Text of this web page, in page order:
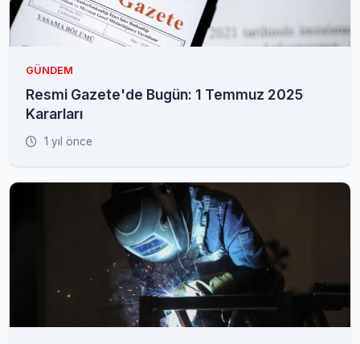
GÜNDEM
Resmi Gazete'de Bugün: 1 Temmuz 2025
Kararları
1 yıl önce